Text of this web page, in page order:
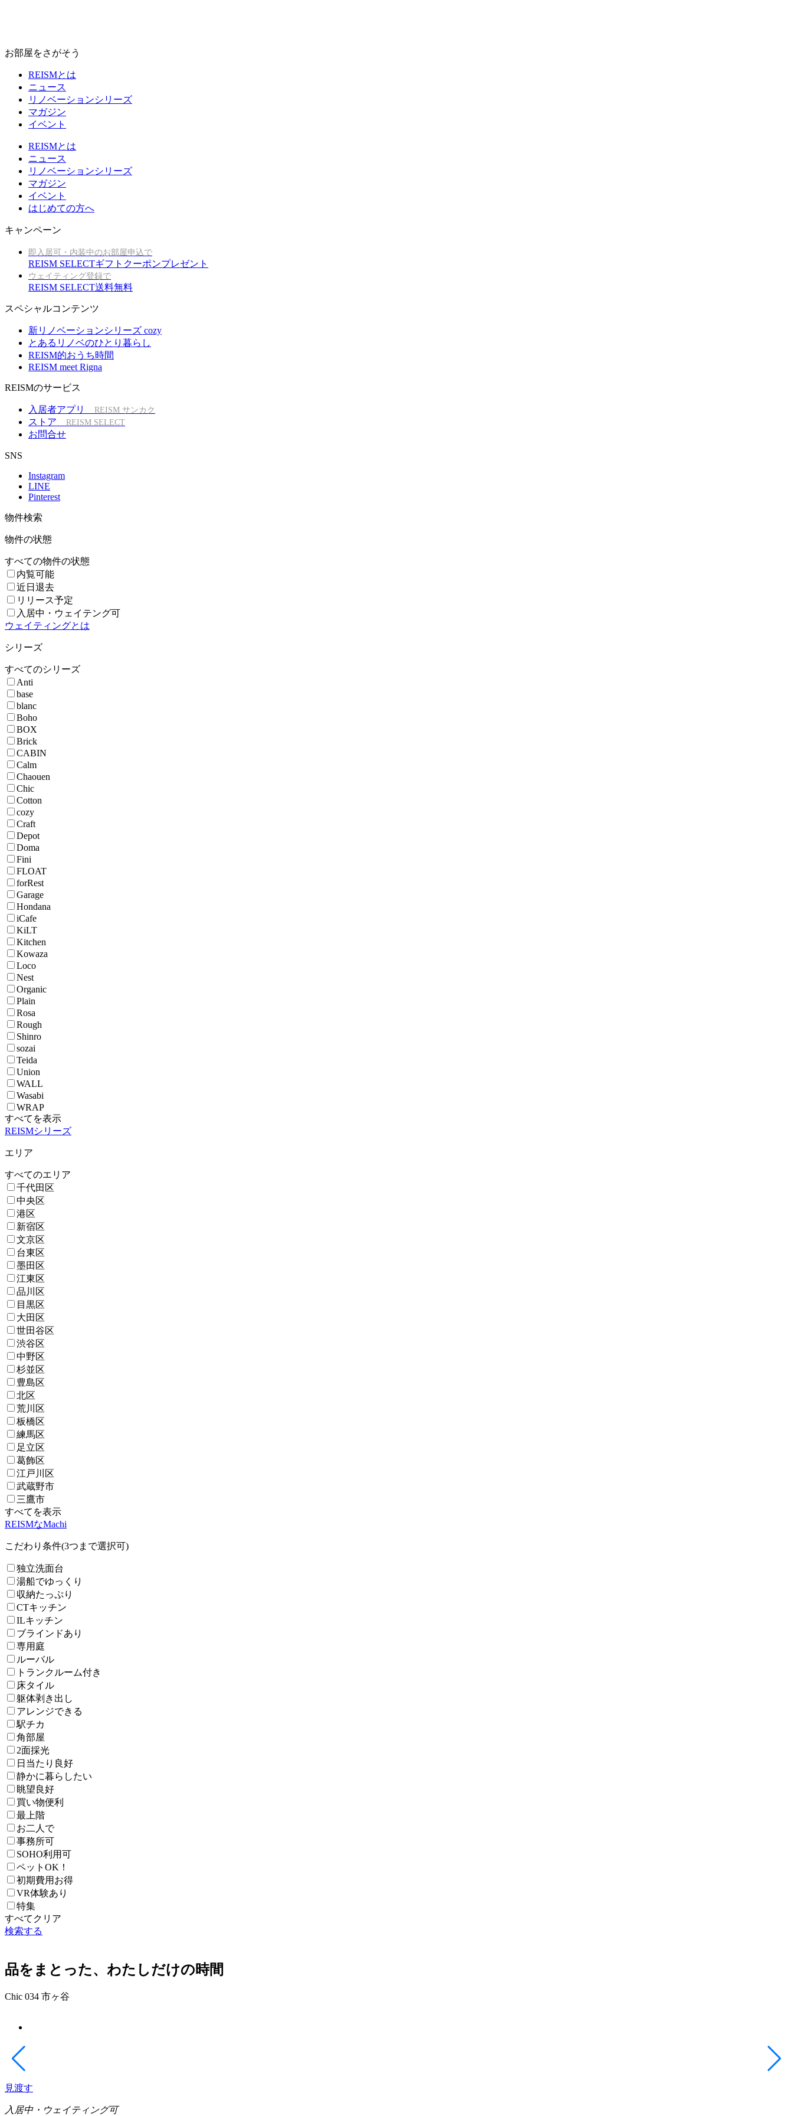
お部屋をさがそう
REISMとは
ニュース
リノベーションシリーズ
マガジン
イベント
REISMとは
ニュース
リノベーションシリーズ
マガジン
イベント
はじめての方へ
キャンペーン
即入居可・内装中のお部屋申込で
REISM SELECTギフトクーポンプレゼント
ウェイティング登録で
REISM SELECT送料無料
スペシャルコンテンツ
新リノベーションシリーズ cozy
とあるリノベのひとり暮らし
REISM的おうち時間
REISM meet Rigna
REISMのサービス
入居者アプリ REISM サンカク
ストア REISM SELECT
お問合せ
SNS
Instagram
LINE
Pinterest
物件検索
物件の状態
すべての物件の状態
内覧可能
近日退去
リリース予定
入居中・ウェイテング可
ウェイティングとは
シリーズ
すべてのシリーズ
Anti
base
blanc
Boho
BOX
Brick
CABIN
Calm
Chaouen
Chic
Cotton
cozy
Craft
Depot
Doma
Fini
FLOAT
forRest
Garage
Hondana
iCafe
KiLT
Kitchen
Kowaza
Loco
Nest
Organic
Plain
Rosa
Rough
Shinro
sozai
Teida
Union
WALL
Wasabi
WRAP
すべてを表示
REISMシリーズ
エリア
すべてのエリア
千代田区
中央区
港区
新宿区
文京区
台東区
墨田区
江東区
品川区
目黒区
大田区
世田谷区
渋谷区
中野区
杉並区
豊島区
北区
荒川区
板橋区
練馬区
足立区
葛飾区
江戸川区
武蔵野市
三鷹市
すべてを表示
REISMなMachi
こだわり条件(3つまで選択可)
独立洗面台
湯船でゆっくり
収納たっぷり
CTキッチン
ILキッチン
ブラインドあり
専用庭
ルーバル
トランクルーム付き
床タイル
躯体剥き出し
アレンジできる
駅チカ
角部屋
2面採光
日当たり良好
静かに暮らしたい
眺望良好
買い物便利
最上階
お二人で
事務所可
SOHO利用可
ペットOK！
初期費用お得
VR体験あり
特集
すべてクリア
検索する
品をまとった、わたしだけの時間
Chic 034 市ヶ谷
見渡す
入居中・ウェイティング可